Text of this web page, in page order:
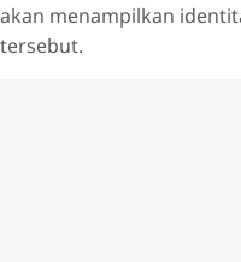
akan menampilkan
tersebut.